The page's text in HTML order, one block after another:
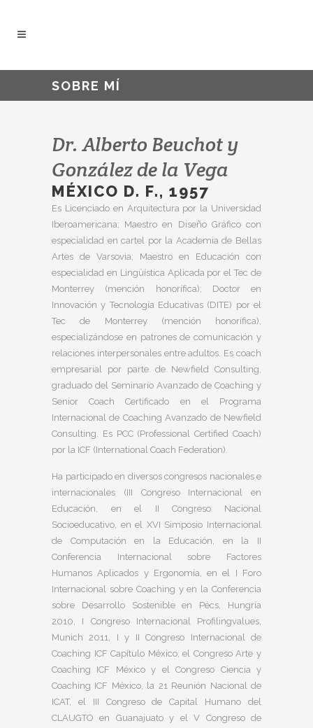
SOBRE MÍ
Dr. Alberto Beuchot y
González de la Vega
MÉXICO D. F., 1957
Es Licenciado en Arquitectura por la Universidad
Iberoamericana; Maestro en Diseño Gráfico con
especialidad en cartel por la Academia de Bellas
Artes de Varsovia; Maestro en Educación con
especialidad en Lingüística Aplicada por el Tec de
Monterrey (mención honorífica); Doctor en
Innovación y Tecnología Educativas (DITE) por el
Tec de Monterrey (mención honorífica),
especializándose en patrones de comunicación y
relaciones interpersonales entre adultos. Es coach
empresarial por parte de Newfield Consulting,
graduado del Seminario Avanzado de Coaching y
Senior Coach Certificado en el Programa
Internacional de Coaching Avanzado de Newfield
Consulting. Es PCC (Professional Certified Coach)
por la ICF (International Coach Federation).
Ha participado en diversos congresos nacionales e
internacionales (III Congreso Internacional en
Educación, en el II Congreso Nacional
Socioeducativo, en el XVI Simposio Internacional
de Computación en la Educación, en la II
Conferencia Internacional sobre Factores
Humanos Aplicados y Ergonomía, en el I Foro
Internacional sobre Coaching y en la Conferencia
sobre Desarrollo Sostenible en Pécs, Hungría
2010, I Congreso Internacional Profilingvalues,
Munich 2011, I y II Congreso Internacional de
Coaching ICF Capítulo México, el Congreso Arte y
Coaching ICF México y el Congreso Ciencia y
Coaching ICF México, la 21 Reunión Nacional de
ICAT, el III Congreso de Capital Humano del
CLAUGTO en Guanajuato y el V Congreso de